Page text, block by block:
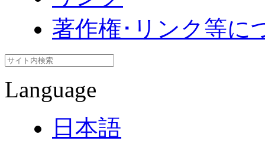
著作権･リンク等に
Language
日本語